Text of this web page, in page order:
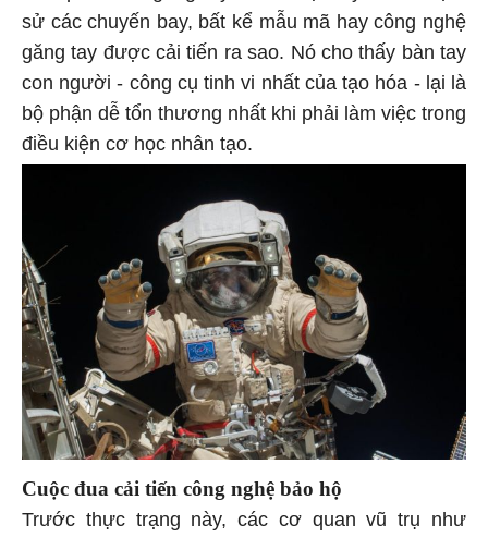
sử các chuyến bay, bất kể mẫu mã hay công nghệ
găng tay được cải tiến ra sao. Nó cho thấy bàn tay
con người - công cụ tinh vi nhất của tạo hóa - lại là
bộ phận dễ tổn thương nhất khi phải làm việc trong
điều kiện cơ học nhân tạo.
Cuộc đua cải tiến công nghệ bảo hộ
Trước thực trạng này, các cơ quan vũ trụ như